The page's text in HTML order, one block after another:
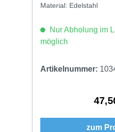
Material: Edelstahl
Nur Abholung im
möglich
Artikelnummer:
zum